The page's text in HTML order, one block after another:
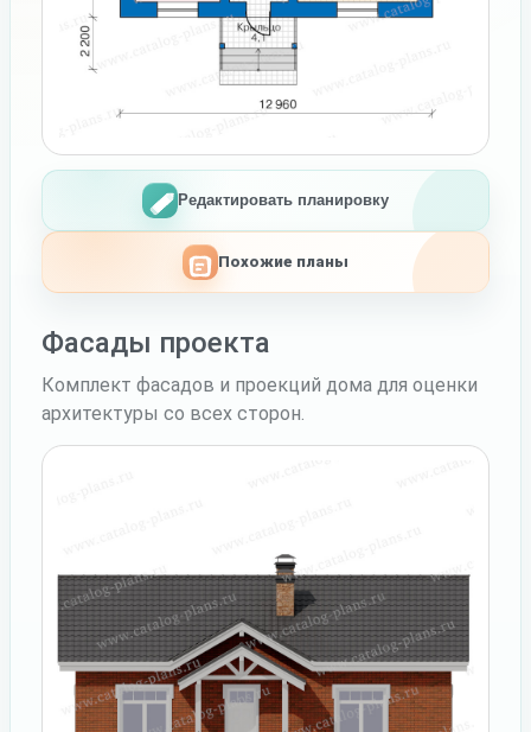
Редактировать планировку
Похожие планы
Фасады проекта
Комплект фасадов и проекций дома для оценки
архитектуры со всех сторон.